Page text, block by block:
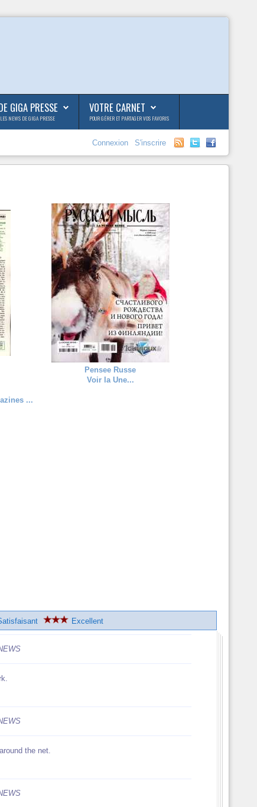
GIGA PRESSE
NEWS DE GIGA PRESSE
VOTRE CARNET
POUR GÉRER ET PARTAGER VOS FAVORIS
Connexion S'inscrire
Pensee Russe
Voir la Une...
...
Excellent
the net.